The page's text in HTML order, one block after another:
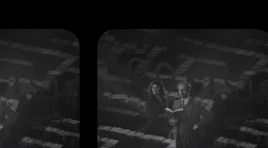
Vizualizarea
ACCEPT
TRIMITE